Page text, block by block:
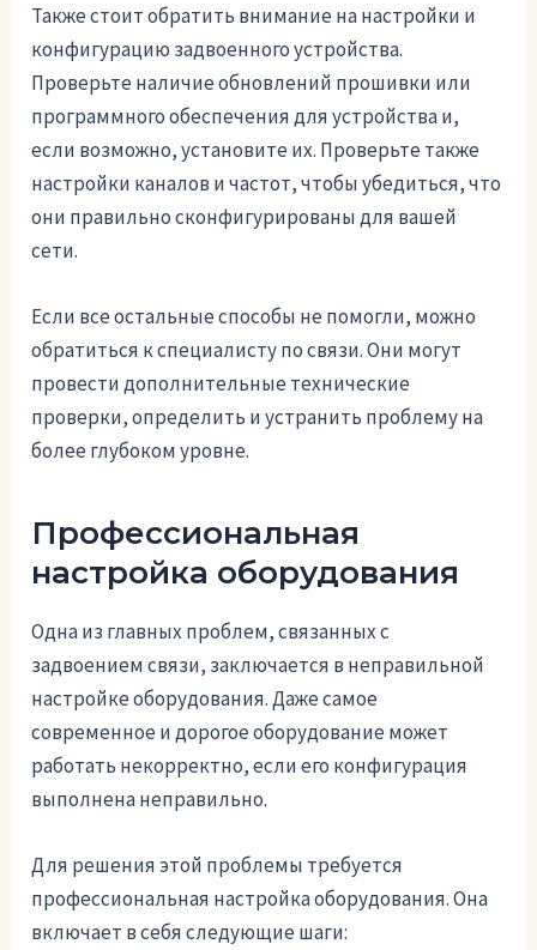
Также стоит обратить внимание на настройки и
конфигурацию задвоенного устройства.
Проверьте наличие обновлений прошивки или
программного обеспечения для устройства и,
если возможно, установите их. Проверьте также
настройки каналов и частот, чтобы убедиться, что
они правильно сконфигурированы для вашей
сети.
Если все остальные способы не помогли, можно
обратиться к специалисту по связи. Они могут
провести дополнительные технические
проверки, определить и устранить проблему на
более глубоком уровне.
Профессиональная
настройка оборудования
Одна из главных проблем, связанных с
задвоением связи, заключается в неправильной
настройке оборудования. Даже самое
современное и дорогое оборудование может
работать некорректно, если его конфигурация
выполнена неправильно.
Для решения этой проблемы требуется
профессиональная настройка оборудования. Она
включает в себя следующие шаги: